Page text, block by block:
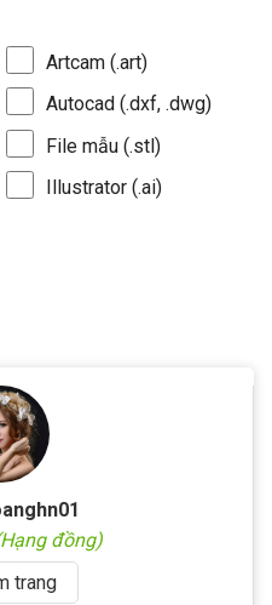
Artcam (.art)
Autocad (.dxf, .dwg)
File mẫu (.stl)
Illustrator (.ai)
đồng)
trang